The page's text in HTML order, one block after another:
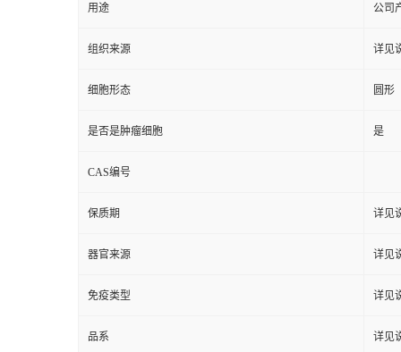
用途 公司
组织来源 详见
细胞形态 圆形
是否是肿瘤细胞 是
CAS编号
保质期 详见
器官来源 详见
免疫类型 详见
品系 详见